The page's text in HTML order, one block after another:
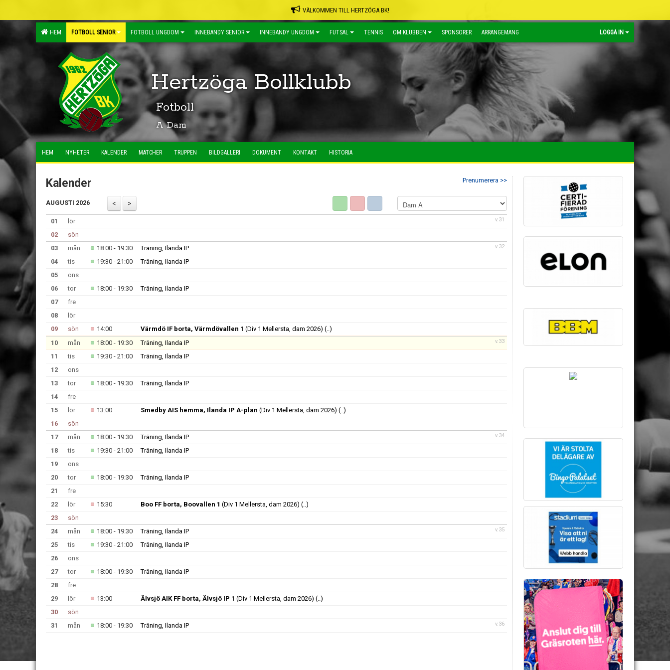
VÄLKOMMEN TILL HERTZÖGA BK!
HEM FOTBOLL SENIOR FOTBOLL UNGDOM INNEBANDY SENIOR INNEBANDY UNGDOM FUTSAL TENNIS OM KLUBBEN SPONSORER ARRANGEMANG LOGGA IN
Hertzöga Bollklubb
Fotboll
A Dam
HEM NYHETER KALENDER MATCHER TRUPPEN BILDGALLERI DOKUMENT KONTAKT HISTORIA
Prenumerera >>
Kalender
AUGUSTI 2026
v.31
01
lör
02
sön
v.32
03 mån 18:00 - 19:30
Träning, Ilanda IP
04
tis 19:30 - 21:00
Träning, Ilanda IP
05
ons
06
tor 18:00 - 19:30
Träning, Ilanda IP
07
fre
08
lör
09
sön 14:00 Värmdö IF borta, Värmdövallen 1 (Div 1 Mellersta, dam 2026) (..)
v.33
10 mån 18:00 - 19:30
Träning, Ilanda IP
11
tis 19:30 - 21:00
Träning, Ilanda IP
12
ons
13
tor 18:00 - 19:30
Träning, Ilanda IP
14
fre
15
lör 13:00 Smedby AIS hemma, Ilanda IP A-plan (Div 1 Mellersta, dam 2026) (..)
16
sön
v.34
17 mån 18:00 - 19:30
Träning, Ilanda IP
18
tis 19:30 - 21:00
Träning, Ilanda IP
19
ons
20
tor 18:00 - 19:30
Träning, Ilanda IP
21
fre
22
lör 15:30 Boo FF borta, Boovallen 1 (Div 1 Mellersta, dam 2026) (..)
23
sön
v.35
24 mån 18:00 - 19:30
Träning, Ilanda IP
25
tis 19:30 - 21:00
Träning, Ilanda IP
26
ons
27
tor 18:00 - 19:30
Träning, Ilanda IP
28
fre
29
lör 13:00 Älvsjö AIK FF borta, Älvsjö IP 1 (Div 1 Mellersta, dam 2026) (..)
30
sön
v.36
31 mån 18:00 - 19:30 Träning, Ilanda IP